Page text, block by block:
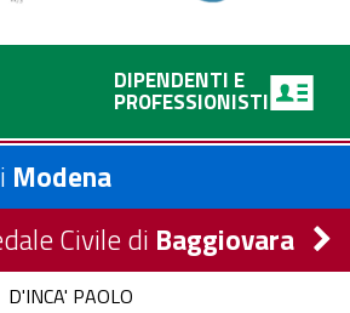
DIPENDENTI E
PROFESSIONISTI
Modena
Civile di Baggiovara
D'INCA' PAOLO